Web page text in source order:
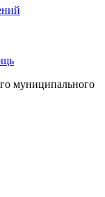
муниципального